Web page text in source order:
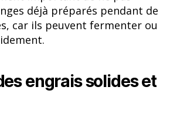
déjà préparés pendant de
car ils peuvent fermenter ou
engrais solides et